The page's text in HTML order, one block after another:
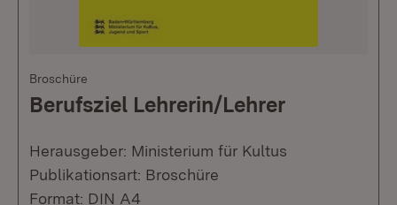
Broschüre
Berufsziel Lehrerin/Lehrer
Herausgeber: Ministerium für Kultus
Publikationsart: Broschüre
Format: DIN A4